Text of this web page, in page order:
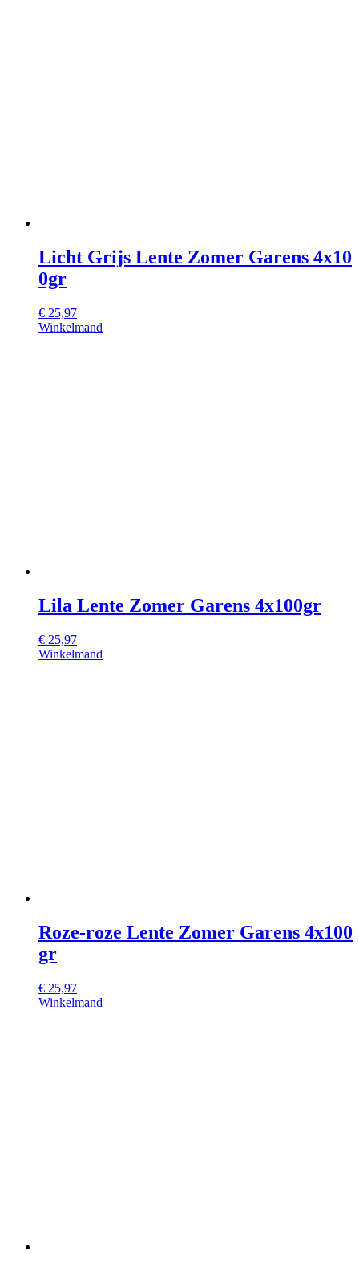
Licht Grijs Lente Zomer Garens 4x10
0gr
€ 25,97
Winkelmand
Lila Lente Zomer Garens 4x100gr
€ 25,97
Winkelmand
Roze-roze Lente Zomer Garens 4x100
gr
€ 25,97
Winkelmand